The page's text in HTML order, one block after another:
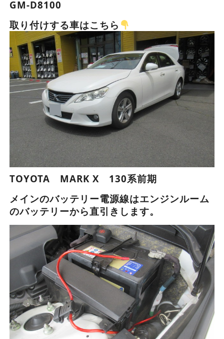
GM-D8100
取り付けする車はこちら
TOYOTA MARK X 130系前期
メインのバッテリー電源線はエンジンルーム
のバッテリーから直引きします。